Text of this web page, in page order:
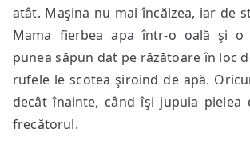
atât. Maşina nu mai încălzea, iar de
Mama fierbea apa într-o oală şi
punea săpun dat pe răzătoare în loc
rufele le scotea şiroind de apă.
decât înainte, când îşi jupuia pielea
frecătorul.